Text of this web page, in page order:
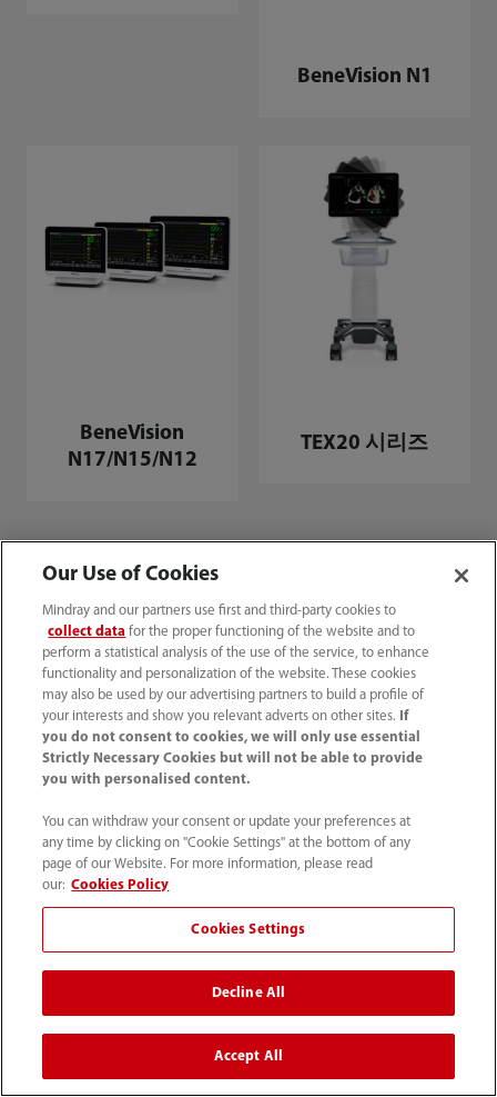
BeneVision N1
BeneVision
N17/N15/N12
TEX20 시리즈
홈 혁신
고객 사례
Our Use of Cookies
Mindray and our partners use first and third-party cookies to
collect data for the proper functioning of the website and to
perform a statistical analysis of the use of the service, to enhance
functionality and personalization of the website. These cookies
may also be used by our advertising partners to build a profile of
your interests and show you relevant adverts on other sites.
If
you do not consent to cookies, we will only use essential
Strictly Necessary Cookies but will not be able to provide
you with personalised content.
You can withdraw your consent or update your preferences at
any time by clicking on "Cookie Settings" at the bottom of any
page of our Website. For more information, please read
our: Cookies Policy
Cookies Settings
Decline All
Accept All